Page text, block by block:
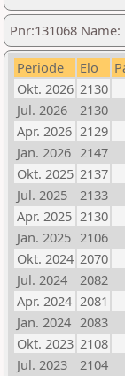
Pnr:131068
Periode Elo
Okt. 2026 2130
Jul. 2026
2130
Apr. 2026 2129
Jan. 2026 2147
Okt. 2025 2137
Jul. 2025
2133
Apr. 2025 2130
Jan. 2025 2106
Okt. 2024 2070
Jul. 2024
2082
Apr. 2024 2081
Jan. 2024 2083
Okt. 2023 2108
Jul. 2023
2104